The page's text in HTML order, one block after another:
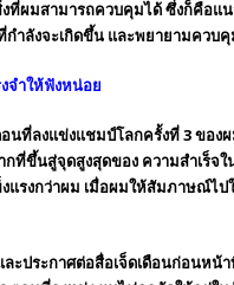
ที่ผมสามารถควบคุมได้ ซึ่งก็คือแ
ำลังจะเกิดขึ้น และพยายามควบ
จำให้ฟังหน่อย
ที่ลงแข่งแชมป์โลกครั้งที่ 3 ของ
ที่ขึ้นสู่จุดสูงสุดของ ความสำเร็
งแรงกว่าผม เมื่อผมให้สัมภาษณ์
ะประกาศต่อสื่อเจ็ดเดือนก่อนห